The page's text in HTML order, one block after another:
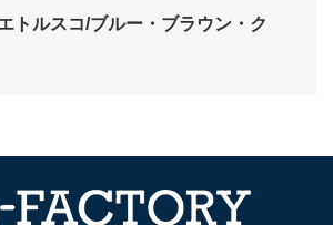
トルスコ/ブルー・ブラウン・ク